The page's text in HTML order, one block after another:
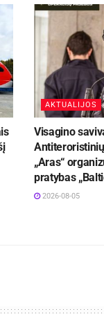
AKTUALIJOS
Visagino
„Aras“
pratybas
2026-08-05